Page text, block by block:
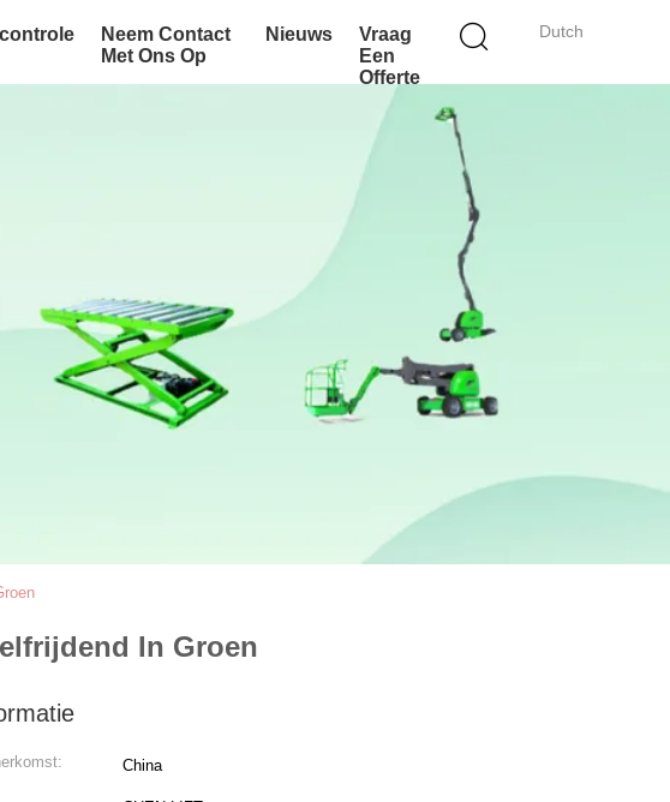
Dutch
Neem Contact
Met Ons Op
Nieuws
Vraag
Een
Offerte
In Groen
China